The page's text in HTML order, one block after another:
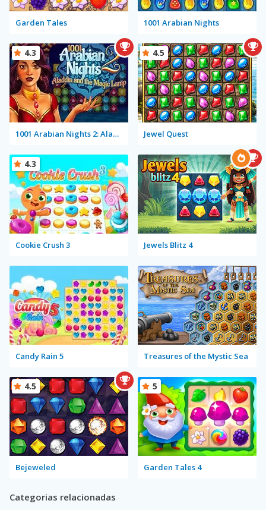
Garden Tales 1001 Arabian Nights
1001 Arabian Nights 2: Aladdin and the Magic Lamp
4.3
Jewel Quest
4.5
Cookie Crush 3
4.3
Jewels Blitz 4
Candy Rain 5 Treasures of the Mystic Sea
Bejeweled
4.5
Garden Tales 4
5
Categorias relacionadas